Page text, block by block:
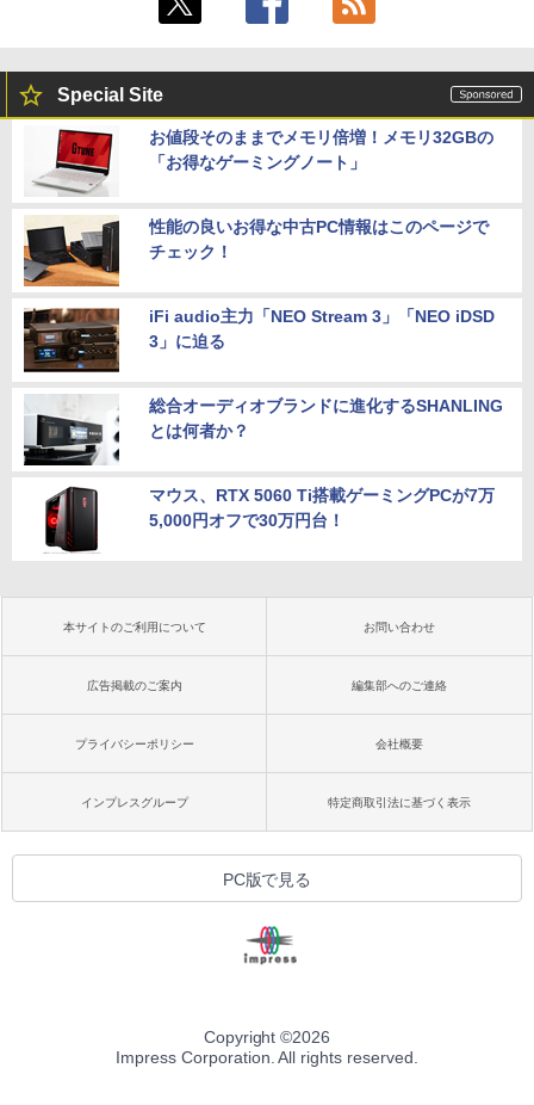
Special Site
お値段そのままでメモリ倍増！メモリ32GBの
「お得なゲーミングノート」
性能の良いお得な中古PC情報はこのページで
チェック！
iFi audio主力「NEO Stream 3」「NEO iDSD
3」に迫る
総合オーディオブランドに進化するSHANLING
とは何者か？
マウス、RTX 5060 Ti搭載ゲーミングPCが7万
5,000円オフで30万円台！
本サイトのご利用について お問い合わせ
広告掲載のご案内 編集部へのご連絡
プライバシーポリシー 会社概要
インプレスグループ 特定商取引法に基づく表示
PC版で見る
Copyright ©2026
Impress Corporation. All rights reserved.